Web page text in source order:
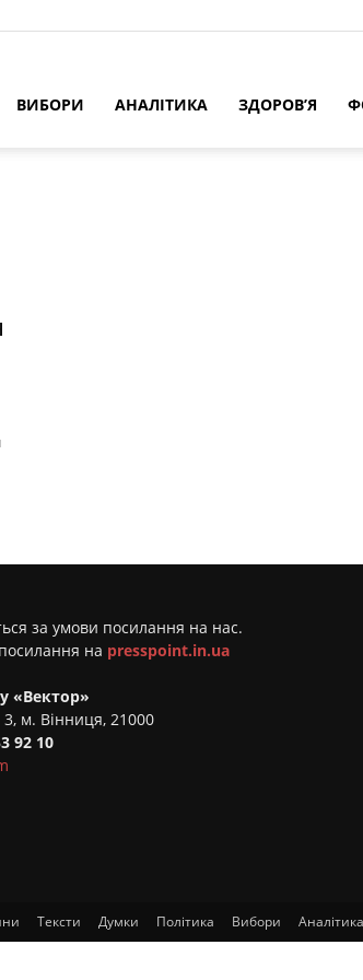
ВИБОРИ АНАЛІТИКА ЗДОРОВ’Я
за умови посилання на нас.
на presspoint.in.ua
«Вектор»
м. Вінниця, 21000
92 10
Тексти Думки Політика Вибори Аналітика